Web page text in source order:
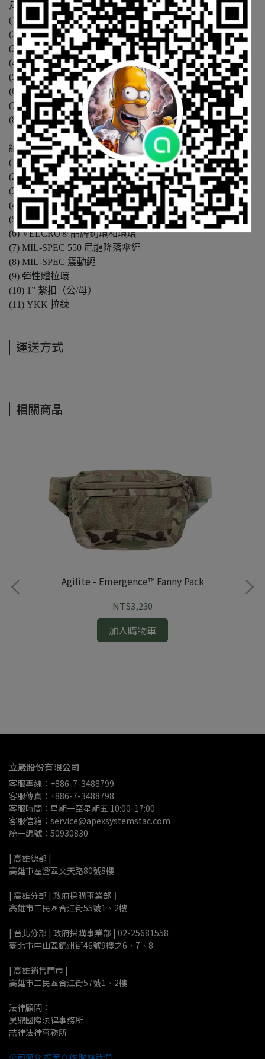
尺寸
(1) 整體胸心套裝: 13.5”（長）x 6”（高）x 2”（寬）
(2) 一般用途袋: 6”（長）x 5”（高）x 1”（寬）
(3) 管理袋: 3.25”（長）x 4.5”（高）x 1”（寬）
(4) 彈匣袋: 3.25”（長）x 5”（高）x 1”（寬）
(5) 手槍袋: 1.5”（長）x 3.5”（高）x 0.75”（寬）
(6) 前方 VELCRO® 接觸面 大: 4"（長）x 2"（高）
(7) 前方 VELCRO® 接觸面 小: 3"（長）x 2"（高）
(8) 14.1 盎司（不包括背帶）
結構
(1) MIL-SPEC 500D 尼龍
(2) MIL-SPEC 尼龍織帶
(3) MIL-SPEC 織帶彈性
(4) 重型織帶彈性
(5) 透明聚氯乙烯（PVC）
(6) VELCRO® 品牌鉤環和環環
(7) MIL-SPEC 550 尼龍降落傘繩
(8) MIL-SPEC 震動繩
(9) 彈性體拉環
(10) 1” 繫扣（公/母）
(11) YKK 拉鍊
運送方式
相關商品
Agilite - Emergence™ Fanny Pack
NT$3,230
加入購物車
立崴股份有限公司
客服專線：+886-7-3488799
客服傳真：+886-7-3488798
客服時間：星期一至星期五 10:00-17:00
客服信箱：service@apexsystemstac.com
統一編號：50930830
| 高雄總部 |
高雄市左營區文天路80號8樓
| 高雄分部 | 政府採購事業部｜
高雄市三民區合江街55號1、2樓
| 台北分部 | 政府採購事業部 | 02-25681558
臺北市中山區錦州街46號9樓之6、7、8
| 高雄銷售門市 |
高雄市三民區合江街57號1、2樓
法律顧問：
昊鼎國際法律事務所
喆律法律事務所